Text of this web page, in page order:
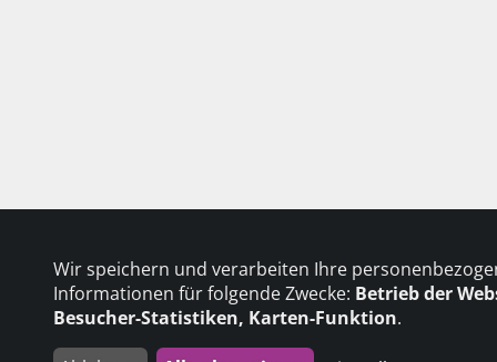
Wir speichern und verarbeiten Ihre
Informationen für folgende Zwecke: Betrieb der
Besucher-Statistiken, Karten-Funktion.